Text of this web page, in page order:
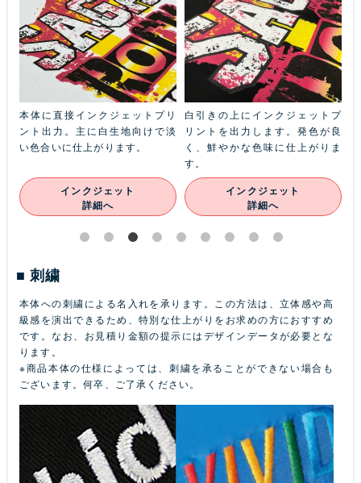
本体に直接インクジェットプリ
ント出力。主に白生地向けで淡
い色合いに仕上がります。
インクジェット
詳細へ
白引きの上にインクジェットプ
リントを出力します。発色が良
く、鮮やかな色味に仕上がりま
す。
インクジェット
詳細へ
刺繍
本体への刺繍による名入れを承ります。この方法は、立体感や高
級感を演出できるため、特別な仕上がりをお求めの方におすすめ
です。なお、お見積り金額の提示にはデザインデータが必要とな
ります。
※商品本体の仕様によっては、刺繍を承ることができない場合も
ございます。何卒、ご了承ください。